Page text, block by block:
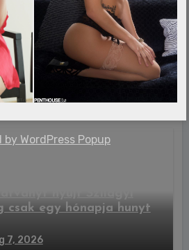
így jár majd a HÉV,
jönnek
7, 2026
csak egy hónapja hunyt
7, 2026
by WordPress Popup